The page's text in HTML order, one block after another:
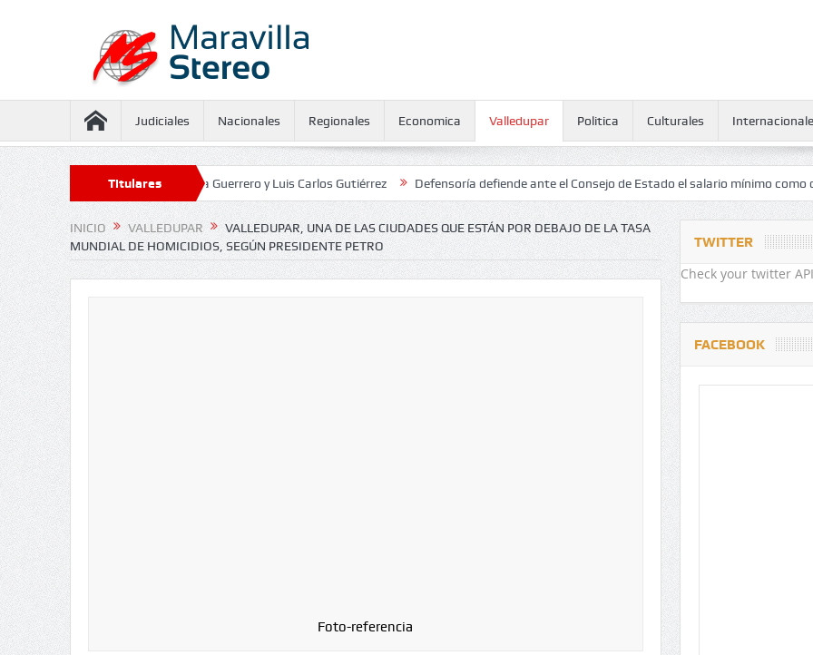
Judiciales Nacionales Regionales Economica Valledupar Politica Culturales
Titulares
contra Juliana Guerrero y Luis Carlos Gutiérrez Defensoría defiende ante el Consejo de Estado el salario mínimo como derecho
INICIO VALLEDUPAR
VALLEDUPAR, UNA DE LAS CIUDADES QUE ESTÁN POR DEBAJO DE LA TASA
MUNDIAL DE HOMICIDIOS, SEGÚN PRESIDENTE PETRO
Foto-referencia
TWITTER
Check your twitter
FACEBOOK